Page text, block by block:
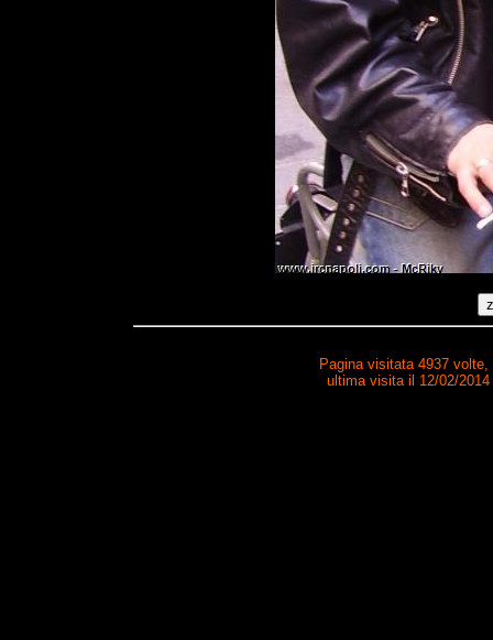
Pagina visitata 4937
ultima visita il 12/02/